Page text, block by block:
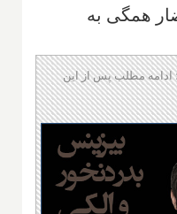
همگی به
ادامه مطلب پس از این